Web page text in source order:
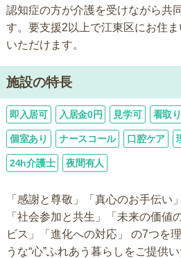
認知症の方が介護を受けながら共
す。要支援2以上で江東区にお住
いただけます。
施設の特長
即入居可 入居金0円 見学可 看取
個室あり ナースコール 口腔ケア
24h介護士 夜間有人
「感謝と尊敬」「真心のお手伝い
「社会参加と共生」「未来の価値
ビス」「進化への対応」 の7つを
うな“心”ふれあう暮らしをご提供い